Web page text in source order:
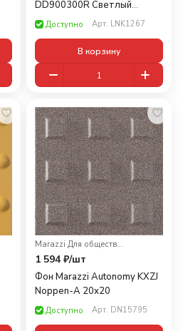
DD900300R Cветлый
обрезной 30x30
Доступно Арт. LNK1267
В корзину
Marazzi· Для общественных помещений
1 594 ₽/шт
Фон Marazzi Autonomy KXZJ
Noppen-A 20x20
Доступно Арт. DN15795